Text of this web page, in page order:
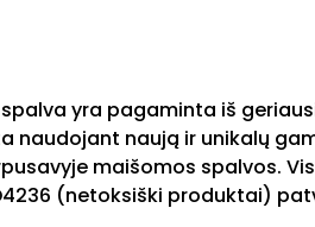
spalva yra pagaminta iš
naudojant naują ir unikalų
maišomos spalvos.
(netoksiški produktai)